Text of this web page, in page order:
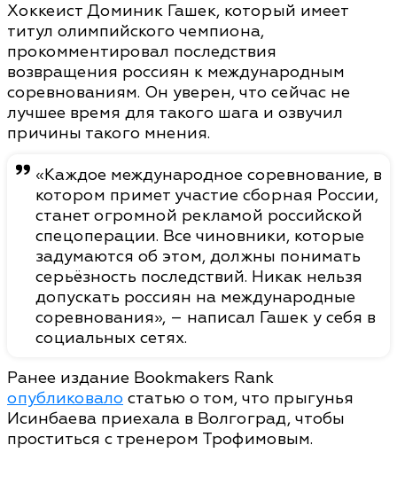
Хоккеист Доминик Гашек, который имеет
титул олимпийского чемпиона,
прокомментировал последствия
возвращения россиян к международным
соревнованиям. Он уверен, что сейчас не
лучшее время для такого шага и озвучил
причины такого мнения.
«Каждое международное соревнование, в
котором примет участие сборная России,
станет огромной рекламой российской
спецоперации. Все чиновники, которые
задумаются об этом, должны понимать
серьёзность последствий. Никак нельзя
допускать россиян на международные
соревнования», – написал Гашек у себя в
социальных сетях.
Ранее издание Bookmakers Rank
опубликовало статью о том, что прыгунья
Исинбаева приехала в Волгоград, чтобы
проститься с тренером Трофимовым.